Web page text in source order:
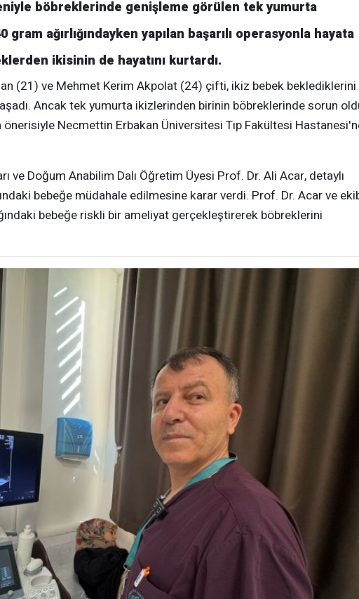
böbreklerinde genişleme görülen tek yumurta
ağırlığındayken yapılan başarılı operasyonla hayata
ikisinin de hayatını kurtardı.
(21) ve Mehmet Kerim Akpolat (24) çifti, ikiz bebek beklediklerini
Ancak tek yumurta ikizlerinden birinin böbreklerinde sorun
Necmettin Erbakan Üniversitesi Tıp Fakültesi
ve Doğum Anabilim Dalı Öğretim Üyesi Prof. Dr. Ali Acar, detaylı
bebeğe müdahale edilmesine karar verdi. Prof. Dr. Acar ve
bebeğe riskli bir ameliyat gerçekleştirerek böbreklerini